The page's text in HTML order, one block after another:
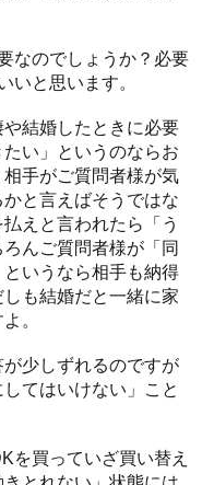
なのでしょうか？必要
いと思います。
結婚したときに必要
い」というのならお
手がご質問者様が気
と言えばそうではな
えと言われたら「う
んご質問者様が「同
いうなら相手も納得
も結婚だと一緒に家
。
少しずれるのですが
てはいけない」こと
を買っていざ買い替え